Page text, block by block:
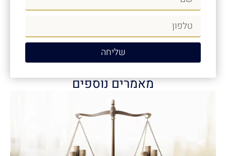
שליחה
מאמרים נוספים